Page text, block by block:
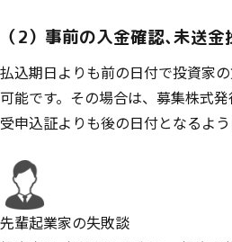
（2）事前の入金確認、未送金
払込期日よりも前の日付で投資家
可能です。その場合は、募集株式
受申込証よりも後の日付となるよう
先輩起業家の失敗談